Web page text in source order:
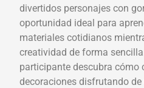
divertidos personajes con
oportunidad ideal para
materiales cotidianos
creatividad de forma
participante descubra cómo
decoraciones disfrutando